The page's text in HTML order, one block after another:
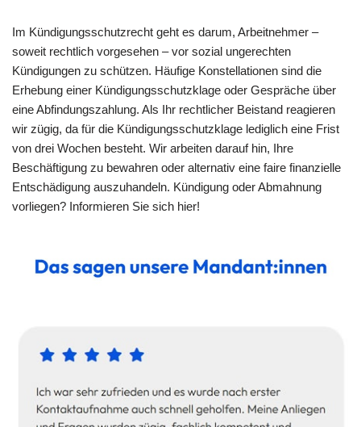
Im Kündigungsschutzrecht geht es darum, Arbeitnehmer –
soweit rechtlich vorgesehen – vor sozial ungerechten
Kündigungen zu schützen. Häufige Konstellationen sind die
Erhebung einer Kündigungsschutzklage oder Gespräche über
eine Abfindungszahlung. Als Ihr rechtlicher Beistand reagieren
wir zügig, da für die Kündigungsschutzklage lediglich eine Frist
von drei Wochen besteht. Wir arbeiten darauf hin, Ihre
Beschäftigung zu bewahren oder alternativ eine faire finanzielle
Entschädigung auszuhandeln. Kündigung oder Abmahnung
vorliegen? Informieren Sie sich hier!